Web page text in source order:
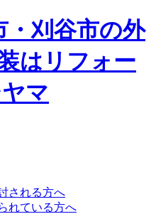
される方へ
れている方へ